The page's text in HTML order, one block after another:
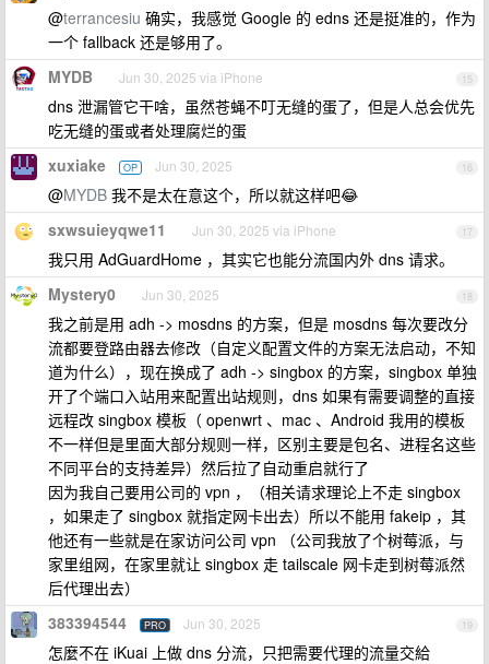
@terrancesiu 确实，我感觉 Google 的 edns 还是挺准的，作为
一个 fallback 还是够用了。
15
MYDB Jun 30, 2025 via iPhone
dns 泄漏管它干啥，虽然苍蝇不叮无缝的蛋了，但是人总会优先
吃无缝的蛋或者处理腐烂的蛋
16
xuxiake OP Jun 30, 2025
@MYDB 我不是太在意这个，所以就这样吧😂
17
sxwsuieyqwe11 Jun 30, 2025 via iPhone
我只用 AdGuardHome ，其实它也能分流国内外 dns 请求。
18
Mystery0 Jun 30, 2025
我之前是用 adh -> mosdns 的方案，但是 mosdns 每次要改分
流都要登路由器去修改（自定义配置文件的方案无法启动，不知
道为什么），现在换成了 adh -> singbox 的方案，singbox 单独
开了个端口入站用来配置出站规则，dns 如果有需要调整的直接
远程改 singbox 模板（ openwrt 、mac 、Android 我用的模板
不一样但是里面大部分规则一样，区别主要是包名、进程名这些
不同平台的支持差异）然后拉了自动重启就行了
因为我自己要用公司的 vpn ，（相关请求理论上不走 singbox
，如果走了 singbox 就指定网卡出去）所以不能用 fakeip ，其
他还有一些就是在家访问公司 vpn （公司我放了个树莓派，与
家里组网，在家里就让 singbox 走 tailscale 网卡走到树莓派然
后代理出去）
19
383394544 PRO Jun 30, 2025
怎麼不在 iKuai 上做 dns 分流，只把需要代理的流量交給